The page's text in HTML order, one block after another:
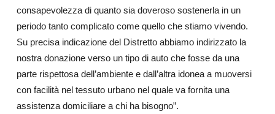
consapevolezza di quanto sia doveroso sostenerla in un
periodo tanto complicato come quello che stiamo vivendo.
Su precisa indicazione del Distretto abbiamo indirizzato la
nostra donazione verso un tipo di auto che fosse da una
parte rispettosa dell’ambiente e dall’altra idonea a muoversi
con facilità nel tessuto urbano nel quale va fornita una
assistenza domiciliare a chi ha bisogno”.